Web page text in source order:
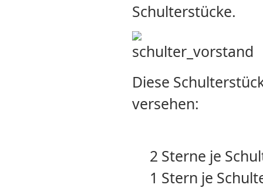
Schulterstücke.
Diese
versehen:
2 Sterne je
1 Stern je